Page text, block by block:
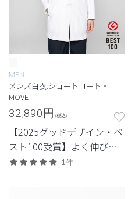
MEN
メンズ白衣:ショートコート・
MOVE
32,890円 (税込)
【2025グッドデザイン・ベ
スト100受賞】よく伸び
て、軽い。デザインと機能
1件